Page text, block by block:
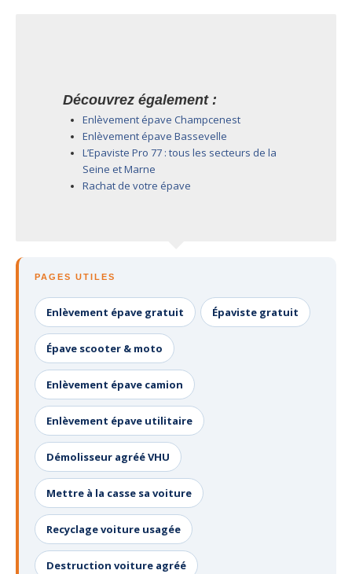
Découvrez également :
Enlèvement épave Champcenest
Enlèvement épave Bassevelle
L’Epaviste Pro 77 : tous les secteurs de la
Seine et Marne
Rachat de votre épave
PAGES UTILES
Enlèvement épave gratuit Épaviste gratuit
Épave scooter & moto
Enlèvement épave camion
Enlèvement épave utilitaire
Démolisseur agréé VHU
Mettre à la casse sa voiture
Recyclage voiture usagée
Destruction voiture agréé